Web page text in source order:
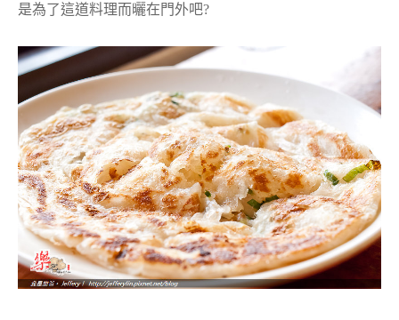
是為了這道料理而曬在門外吧?